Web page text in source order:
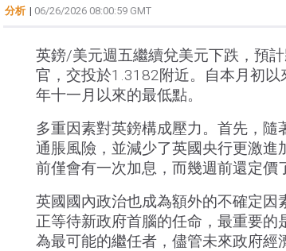
分析 | 06/26/2026 08:00:59 GMT
英鎊/美元週五繼續兌美元下跌，預
官，交投於1.3182附近。自本月初
年十一月以來的最低點。
多重因素對英鎊構成壓力。首先，
通脹風險，並減少了英國央行更激
前僅會有一次加息，而幾週前還定價
英國國內政治也成為額外的不確定因
正等待新政府首腦的任命，最重要的
為最可能的繼任者，儘管未來政府經